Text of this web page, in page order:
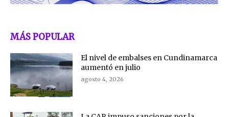
MÁS POPULAR
El nivel de embalses en Cundinamarca
aumentó en julio
agosto 4, 2026